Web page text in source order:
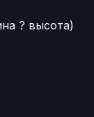
? высота)